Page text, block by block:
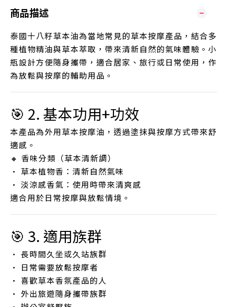
商品描述
泰國十八籽草本油為當地常見的草本按摩產品，結合多
種植物精油與草本萃取，帶來清新自然的氣味體驗。小
瓶設計方便隨身攜帶，適合居家、旅行或日常使用，作
為放鬆與按摩的輔助用品。
🎯 2. 基本功用+功效
本產品為外用草本按摩油，透過塗抹與按摩方式帶來舒
適感。
🔸 香味分類（草本清新調）
• 草本植物香：清新自然氣味
• 淡涼感香氣：使用時帶來清爽感
適合用於日常按摩與放鬆情境。
🎯 3. 適用族群
• 長時間久坐或久站族群
• 日常需要放鬆按摩者
• 喜歡草本香氛產品的人
• 外出旅遊隨身攜帶族群